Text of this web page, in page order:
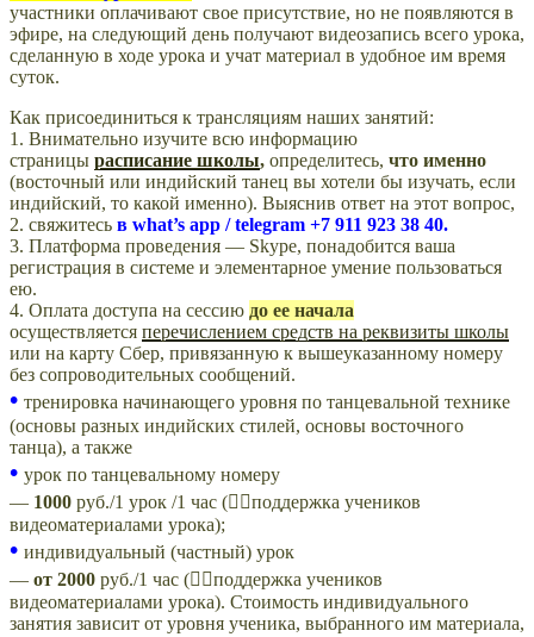
участники оплачивают свое присутствие, но не появляются в
эфире, на следующий день получают видеозапись всего урока,
сделанную в ходе урока и учат материал в удобное им время
суток.
Как присоединиться к трансляциям наших занятий:
1. Внимательно изучите всю информацию
страницы расписание школы, определитесь, что именно
(восточный или индийский танец вы хотели бы изучать, если
индийский, то какой именно). Выяснив ответ на этот вопрос,
2. свяжитесь в what’s app /telegram +7 911 923 38 40.
3. Платформа проведения — Skype, понадобится ваша
регистрация в системе и элементарное умение пользоваться
ею.
4. Оплата доступа на сессию до ее начала
осуществляется перечислением средств на реквизиты школы
или на карту Сбер, привязанную к вышеуказанному номеру
без сопроводительных сообщений.
• тренировка начинающего уровня по танцевальной технике
(основы разных индийских стилей, основы восточного
танца), а также
• урок по танцевальному номеру
— 1000 руб./1 урок /1 час (👍🏻поддержка учеников
видеоматериалами урока);
• индивидуальный (частный) урок
— от 2000 руб./1 час (👍🏻поддержка учеников
видеоматериалами урока). Стоимость индивидуального
занятия зависит от уровня ученика, выбранного им материала,